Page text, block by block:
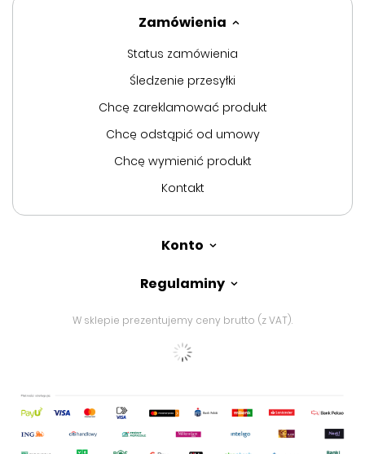
Zamówienia
Status zamówienia
Śledzenie przesyłki
Chcę zareklamować produkt
Chcę odstąpić od umowy
Chcę wymienić produkt
Kontakt
Konto
Regulaminy
W sklepie prezentujemy ceny brutto (z VAT).